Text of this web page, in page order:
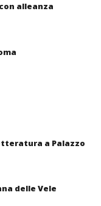
alleanza
a Palazzo
delle Vele